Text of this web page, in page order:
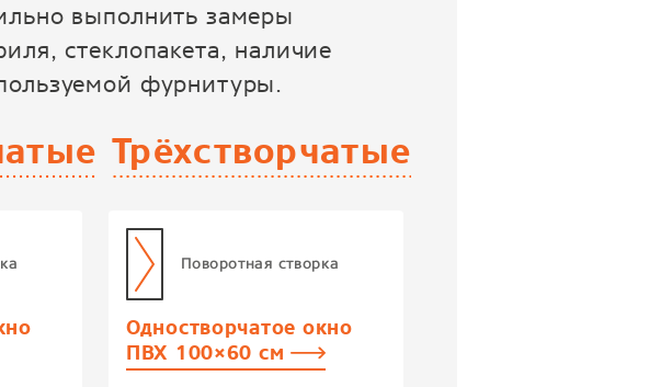
выполнить замеры
стеклопакета, наличие
фурнитуры.
Трёхстворчатые
Поворотная створка
Одностворчатое окно
ПВХ 100×60 см